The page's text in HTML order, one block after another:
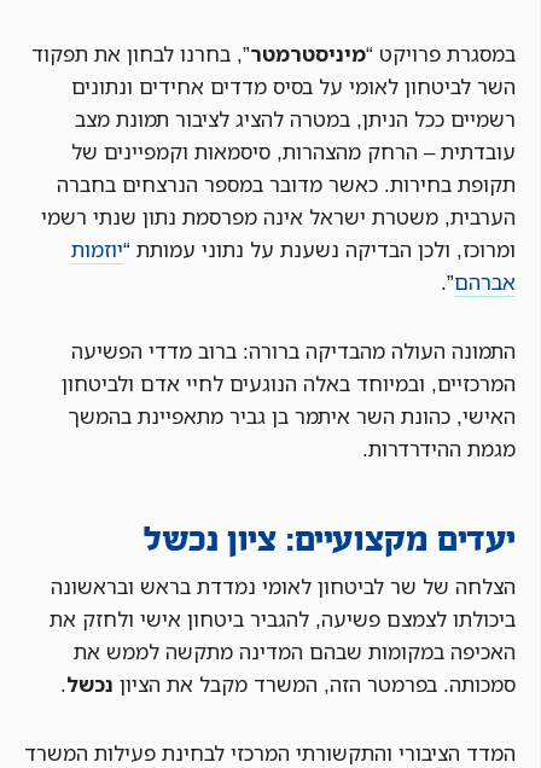
במסגרת פרויקט “מיניסטרמטר”, בחרנו לבחון את תפקוד
השר לביטחון לאומי על בסיס מדדים אחידים ונתונים
רשמיים ככל הניתן, במטרה להציג לציבור תמונת מצב
עובדתית – הרחק מהצהרות, סיסמאות וקמפיינים של
תקופת בחירות. כאשר מדובר במספר הנרצחים בחברה
הערבית, משטרת ישראל אינה מפרסמת נתון שנתי רשמי
ומרוכז, ולכן הבדיקה נשענת על נתוני עמותת “יוזמות
אברהם”.
התמונה העולה מהבדיקה ברורה: ברוב מדדי הפשיעה
המרכזיים, ובמיוחד באלה הנוגעים לחיי אדם ולביטחון
האישי, כהונת השר איתמר בן גביר מתאפיינת בהמשך
מגמת ההידרדרות.
יעדים מקצועיים: ציון נכשל
הצלחה של שר לביטחון לאומי נמדדת בראש ובראשונה
ביכולתו לצמצם פשיעה, להגביר ביטחון אישי ולחזק את
האכיפה במקומות שבהם המדינה מתקשה לממש את
סמכותה. בפרמטר הזה, המשרד מקבל את הציון נכשל.
המדד הציבורי והתקשורתי המרכזי לבחינת פעילות המשרד